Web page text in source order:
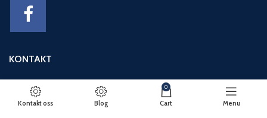
KONTAKT
Adresse: Eikeviken 49, 5043 BERGEN
Telefon: 95 12 52 30
E-post: basseng@eikeviks.no
Kontakt oss Blog
0
Cart Menu